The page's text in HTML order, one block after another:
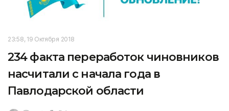
23:58, 19 Октября 2018
234 факта переработок чиновников
насчитали с начала года в
Павлодарской области